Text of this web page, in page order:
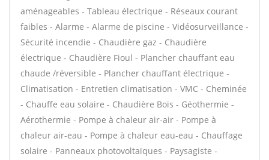
aménageables - Tableau électrique - Réseaux courant
faibles - Alarme - Alarme de piscine - Vidéosurveillance -
Sécurité incendie - Chaudière gaz - Chaudière
électrique - Chaudière Fioul - Plancher chauffant eau
chaude /réversible - Plancher chauffant électrique -
Climatisation - Entretien climatisation - VMC - Cheminée
- Chauffe eau solaire - Chaudière Bois - Géothermie -
Aérothermie - Pompe à chaleur air-air - Pompe à
chaleur air-eau - Pompe à chaleur eau-eau - Chauffage
solaire - Panneaux photovoltaïques - Paysagiste -